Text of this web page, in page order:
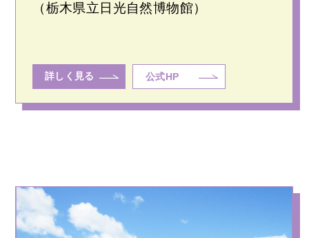
（栃木県立日光自然博物館）
詳しく見る 公式HP